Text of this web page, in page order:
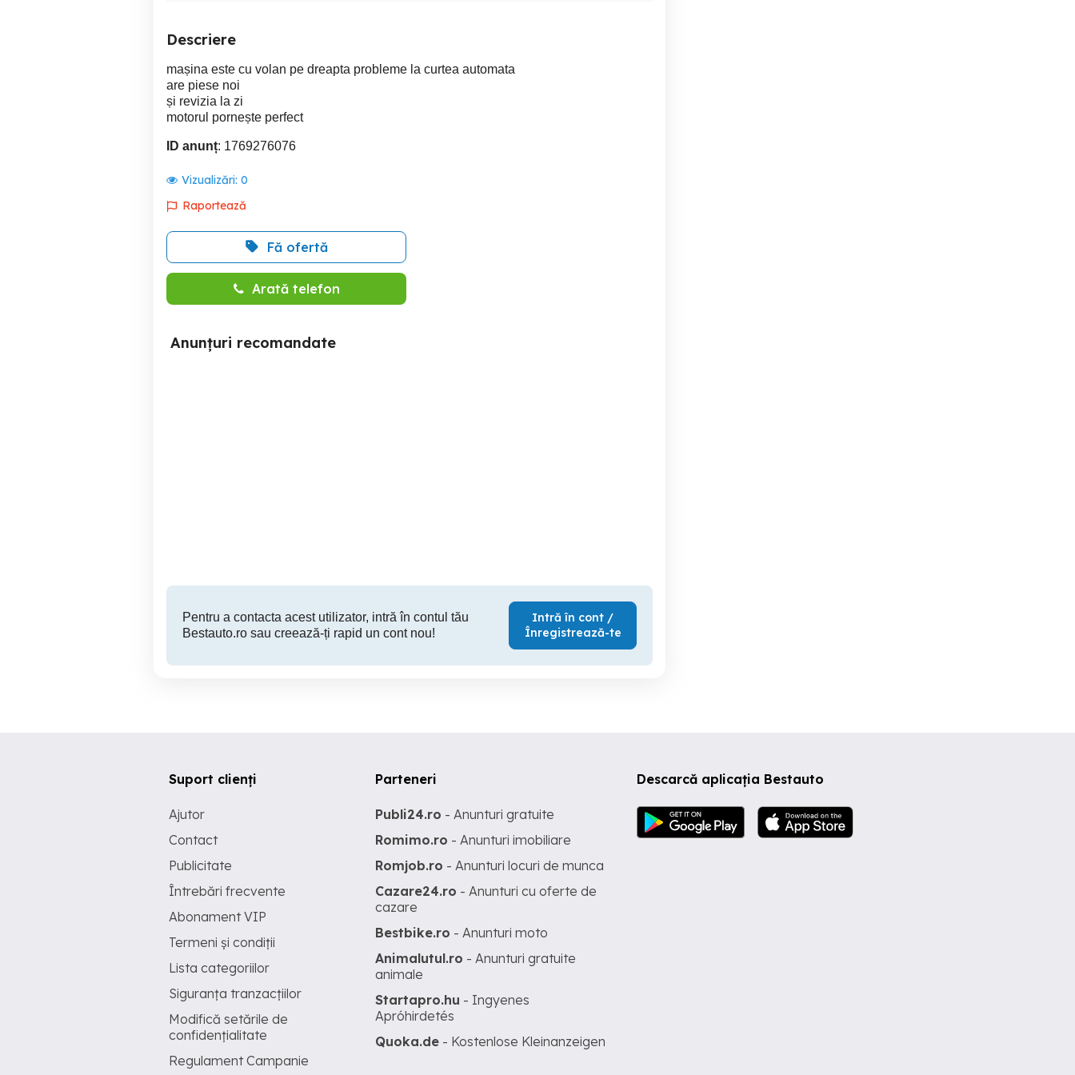
Descriere
mașina este cu volan pe dreapta probleme la curtea automata
are piese noi
și revizia la zi
motorul pornește perfect
ID anunț: 1769276076
Vizualizări: 0
Raportează
Fă ofertă
Arată telefon
Anunțuri recomandate
Pentru a contacta acest utilizator, intră în contul tău
Bestauto.ro sau creează-ți rapid un cont nou!
Intră în cont /
Înregistrează-te
Descarcă aplicația Bestauto
Suport clienți
Ajutor
Contact
Publicitate
Întrebări frecvente
Abonament VIP
Termeni și condiții
Lista categoriilor
Siguranța tranzacțiilor
Modifică setările de
confidențialitate
Regulament Campanie
Parteneri
Publi24.ro - Anunturi gratuite
Romimo.ro - Anunturi imobiliare
Romjob.ro - Anunturi locuri de munca
Cazare24.ro - Anunturi cu oferte de
cazare
Bestbike.ro - Anunturi moto
Animalutul.ro - Anunturi gratuite
animale
Startapro.hu - Ingyenes
Apróhirdetés
Quoka.de - Kostenlose Kleinanzeigen